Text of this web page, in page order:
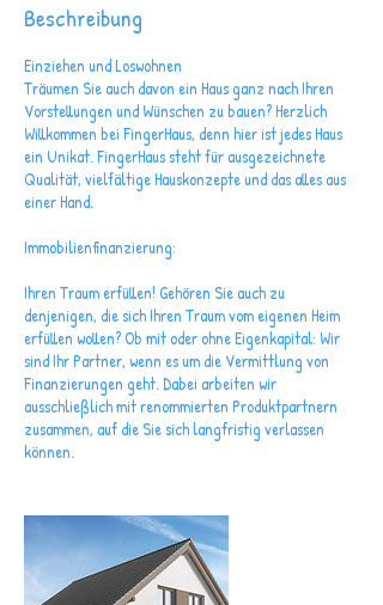
Beschreibung
Einziehen und Loswohnen
Träumen Sie auch davon ein Haus ganz nach Ihren
Vorstellungen und Wünschen zu bauen? Herzlich
Willkommen bei FingerHaus, denn hier ist jedes Haus
ein Unikat. FingerHaus steht für ausgezeichnete
Qualität, vielfältige Hauskonzepte und das alles aus
einer Hand.
Immobilien­finanzierung:
Ihren Traum erfüllen! Gehören Sie auch zu
denjenigen, die sich Ihren Traum vom eigenen Heim
erfüllen wollen? Ob mit oder ohne Eigenkapital: Wir
sind Ihr Partner, wenn es um die Vermittlung von
Finanzierungen geht. Dabei arbeiten wir
ausschließlich mit renommierten Produktpartnern
zusammen, auf die Sie sich langfristig verlassen
können.